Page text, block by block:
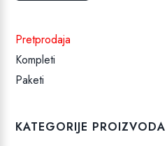
Pretprodaja
Kompleti
Paketi
KATEGORIJE PROIZVODA